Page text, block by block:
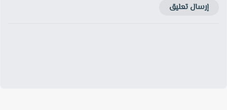
إرسال تعليق